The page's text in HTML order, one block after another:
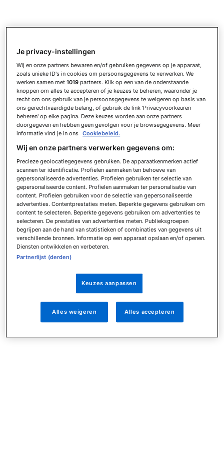
Je privacy-instellingen
Wij en onze partners bewaren en/of gebruiken gegevens op je apparaat,
zoals unieke ID's in cookies om persoonsgegevens te verwerken. We
werken samen met1019 partners. Klik op een van de onderstaande
knoppen om alles te accepteren of je keuzes te beheren, waaronder je
recht om ons gebruik van je persoonsgegevens te weigeren op basis van
ons gerechtvaardigde belang, of gebruik de link 'Privacyvoorkeuren
beheren' op elke pagina. Deze keuzes worden aan onze partners
doorgegeven en hebben geen gevolgen voor je browsegegevens. Meer
informatie vind je in ons Cookiebeleid.
Wij en onze partners verwerken gegevens om:
Precieze geolocatiegegevens gebruiken. De apparaatkenmerken actief
scannen ter identificatie. Profielen aanmaken ten behoeve van
gepersonaliseerde advertenties. Profielen gebruiken ter selectie van
gepersonaliseerde content. Profielen aanmaken ter personalisatie van
content. Profielen gebruiken voor de selectie van gepersonaliseerde
advertenties. Contentprestaties meten. Beperkte gegevens gebruiken om
content te selecteren. Beperkte gegevens gebruiken om advertenties te
selecteren. De prestaties van advertenties meten. Publieksgroepen
begrijpen aan de hand van statistieken of combinaties van gegevens uit
verschillende bronnen. Informatie op een apparaat opslaan en/of openen.
Diensten ontwikkelen en verbeteren.
Partnerlijst (derden)
Keuzes aanpassen
Alles weigeren Alles accepteren